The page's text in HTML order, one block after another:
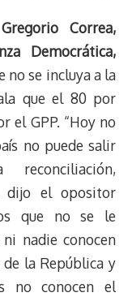
Correa,
Democrática,
no se incluya a la
que el 80 por
el GPP. “Hoy no
no puede salir
reconciliación,
dijo el opositor
que no se le
nadie conocen
de la República y
no conocen el